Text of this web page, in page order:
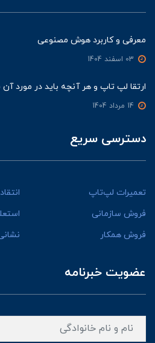
معرفی و کاربرد هوش مصنوعی
ارتقا لپ تاپ و هر آنچه باید در مورد آن
دسترسی سریع
تعمیرات لپ‌تاپ
فروش سازمانی
فروش همکار
عضویت خبرنامه